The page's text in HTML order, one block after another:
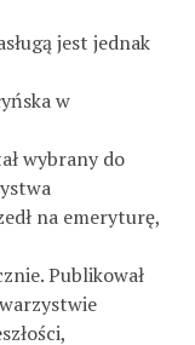
jest jednak
w
wybrany do
na emeryturę,
Publikował